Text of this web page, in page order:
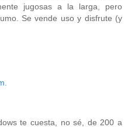
jugosas a la larga, pero
Se vende uso y disfrute (y
te cuesta, no sé, de 200 a